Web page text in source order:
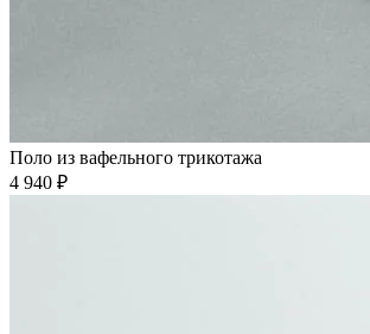
Поло из вафельного трикотажа
4 940 ₽